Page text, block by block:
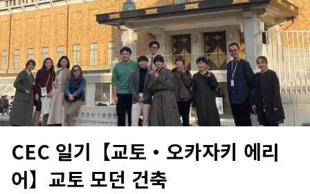
CEC 일기【교토・오카자키 에리
어】교토 모던 건축